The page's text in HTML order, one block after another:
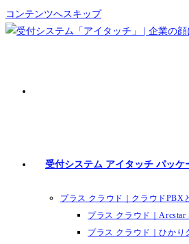
コンテンツへスキップ
受付システム アイタッチ パッケ
プラス クラウド｜クラウドPBX
プラス クラウド｜
プラス クラウド｜ひかり